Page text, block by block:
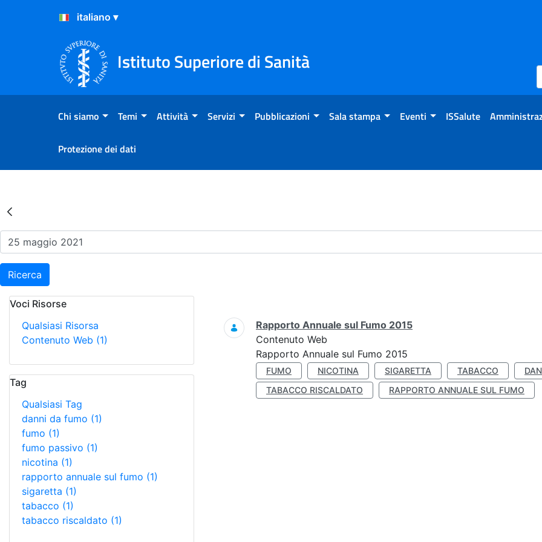
Salta al Contenuto
Salta al Footer
Istituto Superiore di Sanità
Chi siamo Temi Attività Servizi Pubblicazioni Sala stampa Eventi ISSalute
Protezione dei dati
Risultati della Ricerca - Eventi
Ricerca
Voci Risorse
Qualsiasi Risorsa
Contenuto Web (1)
Tag
Qualsiasi Tag
danni da fumo (1)
fumo (1)
fumo passivo (1)
nicotina (1)
rapporto annuale sul fumo (1)
sigaretta (1)
tabacco (1)
tabacco riscaldato (1)
Ricerca
Rapporto Annuale sul Fumo 2015
Contenuto Web
Rapporto Annuale sul Fumo 2015
FUMO NICOTINA SIGARETTA TABACCO
TABACCO RISCALDATO
RAPPORTO ANNUALE SUL FUMO